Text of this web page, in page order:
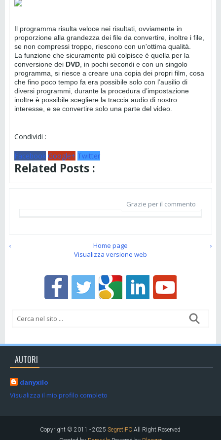
Il programma risulta veloce nei risultati, ovviamente in
proporzione alla grandezza dei file da convertire, inoltre i file,
se non compressi troppo, riescono con un'ottima qualità.
La funzione che sicuramente più colpisce è quella per la
conversione dei DVD, in pochi secondi e con un singolo
programma, si riesce a creare una copia dei propri film, cosa
che fino poco tempo fa era possibile solo con l’ausilio di
diversi programmi, durante la procedura d’impostazione
inoltre è possibile scegliere la traccia audio di nostro
interesse, e se convertire solo una parte del video.
Condividi :
Facebook Google+ Twitter
Related Posts :
Grazie per il commento
‹ ›
Home page
Visualizza versione web
AUTORI
danyxilo
Visualizza il mio profilo completo
Copyright © 2011 - 2025SegretiPC All Right Reserved